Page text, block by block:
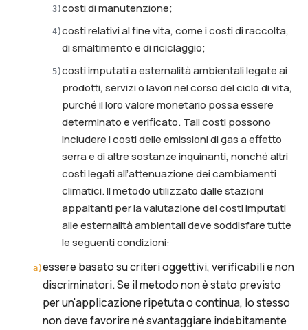
3)costi di manutenzione;
4)costi relativi al fine vita, come i costi di raccolta,
di smaltimento e di riciclaggio;
5)costi imputati a esternalità ambientali legate ai
prodotti, servizi o lavori nel corso del ciclo di vita,
purché il loro valore monetario possa essere
determinato e verificato. Tali costi possono
includere i costi delle emissioni di gas a effetto
serra e di altre sostanze inquinanti, nonché altri
costi legati all’attenuazione dei cambiamenti
climatici. Il metodo utilizzato dalle stazioni
appaltanti per la valutazione dei costi imputati
alle esternalità ambientali deve soddisfare tutte
le seguenti condizioni:
a)essere basato su criteri oggettivi, verificabili e non
discriminatori. Se il metodo non è stato previsto
per un'applicazione ripetuta o continua, lo stesso
non deve favorire né svantaggiare indebitamente